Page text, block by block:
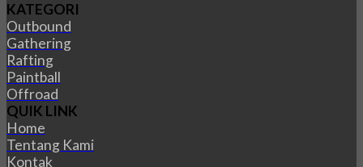
KATEGORI
Outbound
Gathering
Rafting
Paintball
Offroad
QUIK LINK
Home
Tentang Kami
Kontak